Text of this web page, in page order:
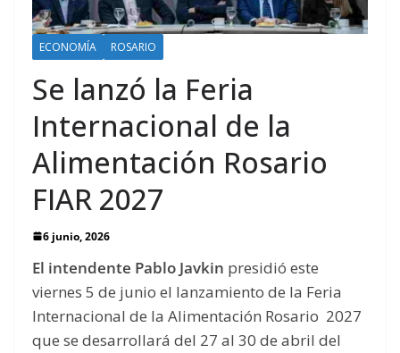
ECONOMÍA ROSARIO
Se lanzó la Feria
Internacional de la
Alimentación Rosario
FIAR 2027
6 junio, 2026
El intendente Pablo Javkin presidió este
viernes 5 de junio el lanzamiento de la Feria
Internacional de la Alimentación Rosario 2027
que se desarrollará del 27 al 30 de abril del